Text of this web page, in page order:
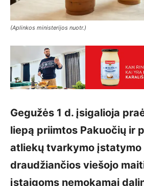
(Aplinkos ministerijos nuotr.)
Gegužės 1 d. įsigalioja
liepą priimtos Pakuočių ir
atliekų tvarkymo įstatymo
draudžiančios viešojo
įstaigoms nemokamai